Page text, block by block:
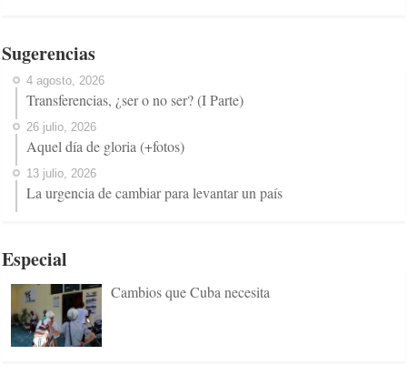
Sugerencias
4 agosto, 2026
Transferencias, ¿ser o no ser? (I Parte)
26 julio, 2026
Aquel día de gloria (+fotos)
13 julio, 2026
La urgencia de cambiar para levantar un país
Especial
Cambios que Cuba necesita